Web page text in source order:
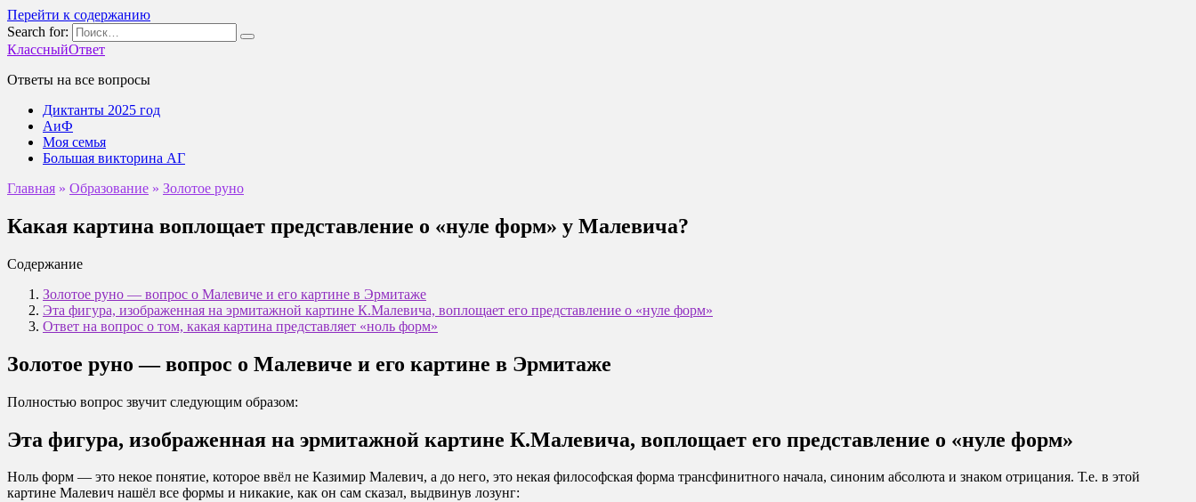
Перейти к содержанию
Search for:
КлассныйОтвет
Ответы на все вопросы
Диктанты 2025 год
АиФ
Моя семья
Большая викторина АГ
Главная » Образование » Золотое руно
Какая картина воплощает представление о «нуле форм» у Малевича?
Содержание
Золотое руно — вопрос о Малевиче и его картине в Эрмитаже
Эта фигура, изображенная на эрмитажной картине К.Малевича, воплощает его представление о «нуле форм»
Ответ на вопрос о том, какая картина представляет «ноль форм»
Золотое руно — вопрос о Малевиче и его картине в Эрмитаже
Полностью вопрос звучит следующим образом:
Эта фигура, изображенная на эрмитажной картине К.Малевича, воплощает его представление о «нуле форм»
Ноль форм — это некое понятие, которое ввёл не Казимир Малевич, а до него, это некая философская форма трансфинитного начала, синоним абсолюта и знаком отрицания. Т.е. в этой
картине Малевич нашёл все формы и никакие, как он сам сказал, выдвинув лозунг: